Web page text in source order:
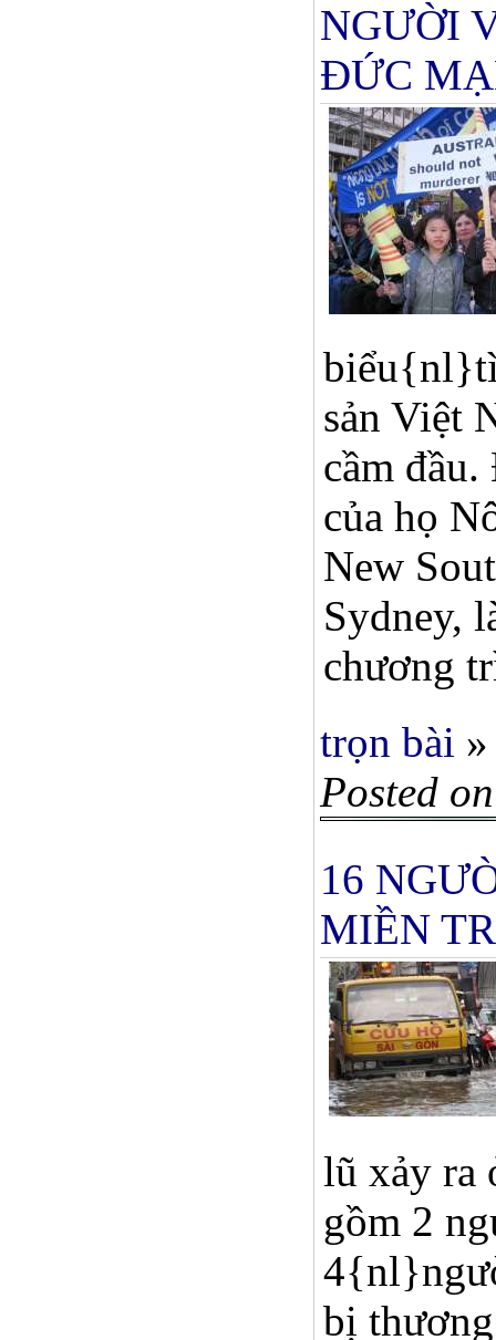
NGƯỜI
ĐỨC
sản Việt
cầm
của họ
New
Sydney,
chương
trọn bài »
Posted
16
MIỀN
lũ xảy ra
gồm 2
bị